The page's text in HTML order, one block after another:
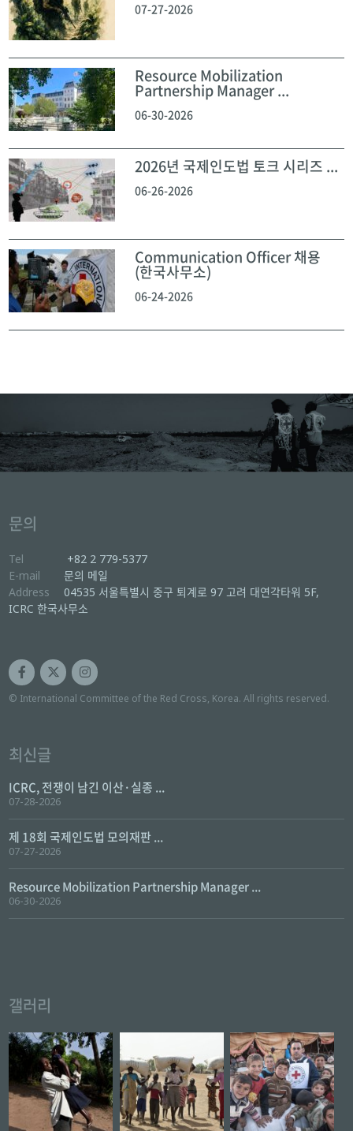
07-27-2026
Resource Mobilization
Partnership Manager ...
06-30-2026
2026년 국제인도법 토크 시리즈 ...
06-26-2026
Communication Officer 채용
(한국사무소)
06-24-2026
문의
Tel
+82 2 779-5377
E-mail
문의 메일
Address
04535 서울특별시 중구 퇴계로 97 고려 대연각타워 5F,
ICRC 한국사무소
© International Committee of the Red Cross, Korea. All rights reserved.
최신글
ICRC, 전쟁이 남긴 이산·실종 ...
07-28-2026
제 18회 국제인도법 모의재판 ...
07-27-2026
Resource Mobilization Partnership Manager ...
06-30-2026
갤러리